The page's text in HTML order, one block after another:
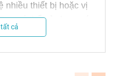
nhiều thiết bị hoặc vị
có thể sử dụng nó
van, công tắc và
cả